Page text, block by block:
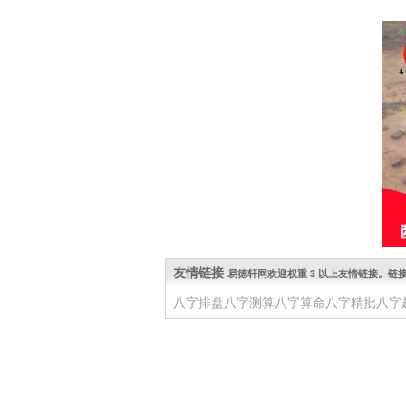
友情链接 易德轩网欢迎权重 3 以上友情链接。链
八字排盘八字测算八字算命八字精批八字